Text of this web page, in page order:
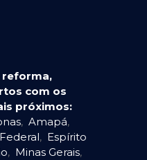
reforma,
com os
próximos:
, Amapá,
, Espírito
, Minas Gerais,